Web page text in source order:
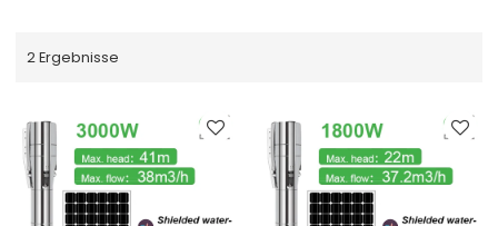
2 Ergebnisse